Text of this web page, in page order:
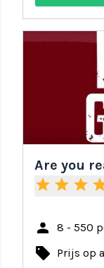
Are you
star star star
person 8 - 550
local_offer Prijs op